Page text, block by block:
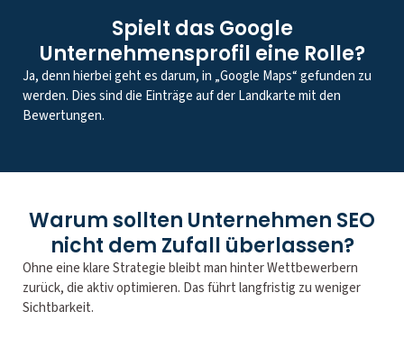
Spielt das Google
Unternehmensprofil eine Rolle?
Ja, denn hierbei geht es darum, in „Google Maps“ gefunden zu
werden. Dies sind die Einträge auf der Landkarte mit den
Bewertungen.
Warum sollten Unternehmen SEO
nicht dem Zufall überlassen?
Ohne eine klare Strategie bleibt man hinter Wettbewerbern
zurück, die aktiv optimieren. Das führt langfristig zu weniger
Sichtbarkeit.